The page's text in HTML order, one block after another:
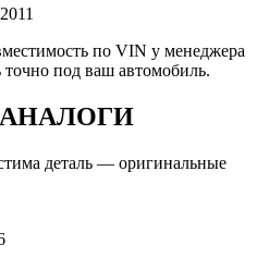
по VIN у менеджера
под ваш автомобиль.
АНАЛОГИ
деталь — оригинальные